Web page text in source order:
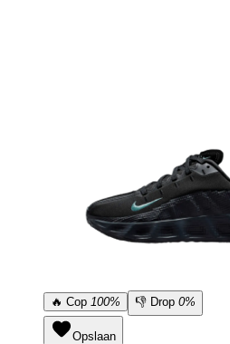
🔥 Cop 100% 👎 Drop 0%
Opslaan